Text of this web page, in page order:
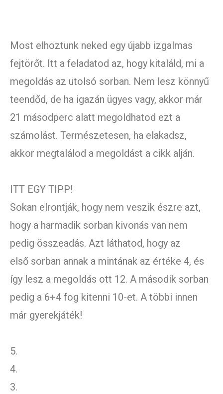
Most elhoztunk neked egy újabb izgalmas
fejtörőt. Itt a feladatod az, hogy kitaláld, mi a
megoldás az utolsó sorban. Nem lesz könnyű
teendőd, de ha igazán ügyes vagy, akkor már
21 másodperc alatt megoldhatod ezt a
számolást. Természetesen, ha elakadsz,
akkor megtalálod a megoldást a cikk alján.
ITT EGY TIPP!
Sokan elrontják, hogy nem veszik észre azt,
hogy a harmadik sorban kivonás van nem
pedig összeadás. Azt láthatod, hogy az
első sorban annak a mintának az értéke 4, és
így lesz a megoldás ott 12. A második sorban
pedig a 6+4 fog kitenni 10-et. A többi innen
már gyerekjáték!
5.
4.
3.